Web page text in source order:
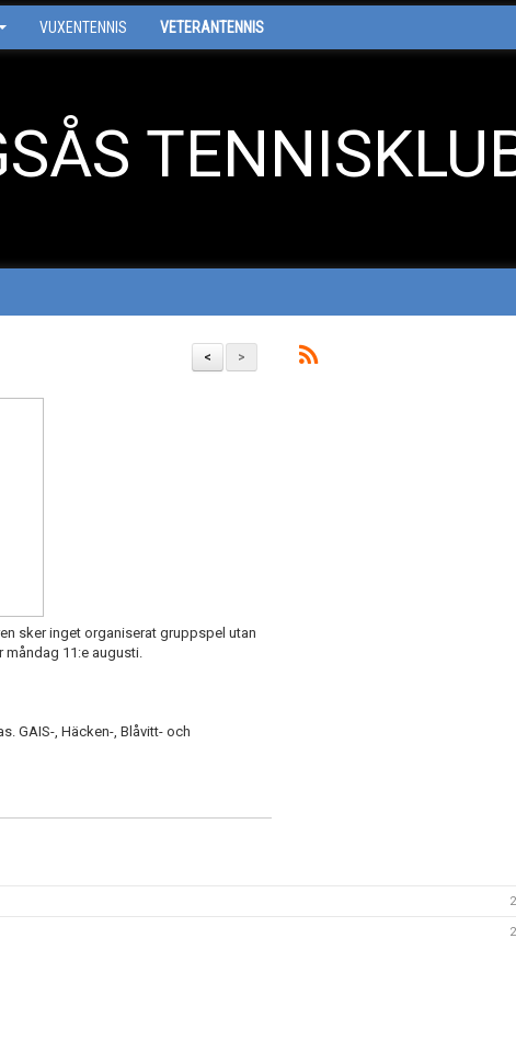
VUXENTENNIS VETERANTENNIS
>
<
sker inget organiserat gruppspel utan
måndag 11:e augusti.
GAIS-, Häcken-, Blåvitt- och